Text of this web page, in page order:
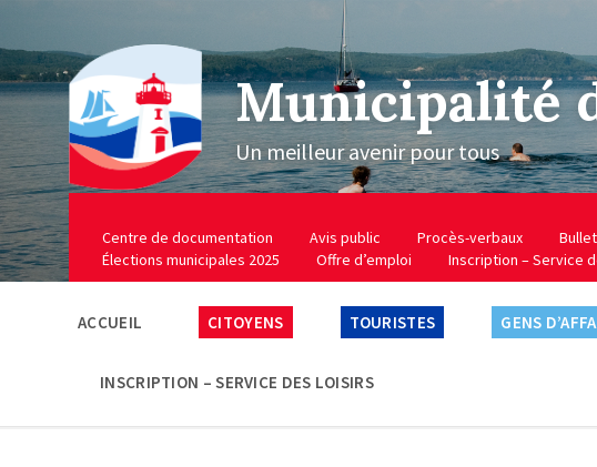
Municipalité
Un meilleur avenir pour tous
Centre de documentation Avis public Procès-verbaux
Élections municipales 2025
Offre d’emploi Inscription – Service
ACCUEIL CITOYENS TOURISTES GENS
INSCRIPTION – SERVICE DES LOISIRS